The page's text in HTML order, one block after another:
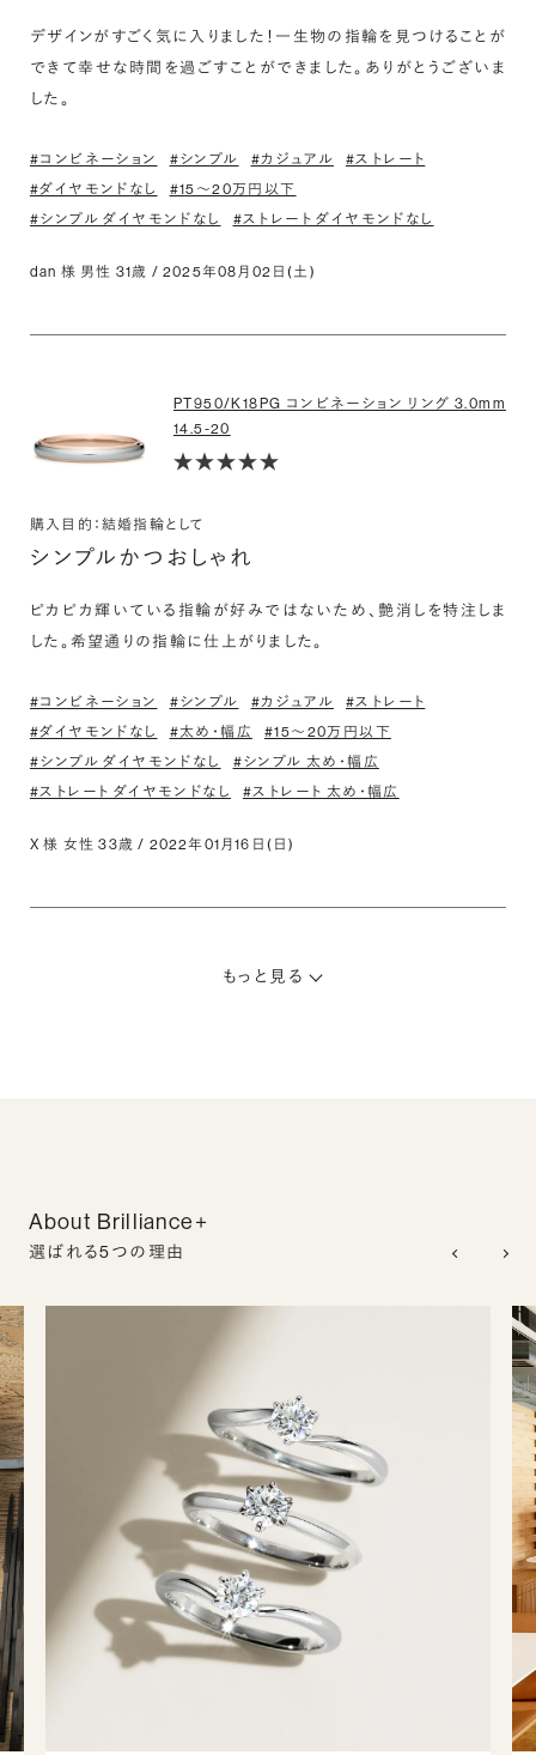
デザインがすごく気に入りました！一生物の指輪を見つけることが
できて幸せな時間を過ごすことができました。ありがとうございま
した。
#コンビネーション #シンプル #カジュアル
#ストレート
#ダイヤモンドなし
#15〜20万円以下
#シンプル ダイヤモンドなし
#ストレート ダイヤモンドなし
dan 様 男性 31歳 / 2025年08月02日(土)
PT950/K18PG コンビネーション リング 3.0mm
14.5-20
購入目的：結婚指輪として
シンプルかつおしゃれ
ピカピカ輝いている指輪が好みではないため、艶消しを特注しま
した。希望通りの指輪に仕上がりました。
#コンビネーション #シンプル #カジュアル
#ストレート
#ダイヤモンドなし
#太め・幅広
#15〜20万円以下
#シンプル ダイヤモンドなし
#シンプル 太め・幅広
#ストレート ダイヤモンドなし
#ストレート 太め・幅広
X 様 女性 33歳 / 2022年01月16日(日)
もっと見る
About Brilliance+
選ばれる5つの理由